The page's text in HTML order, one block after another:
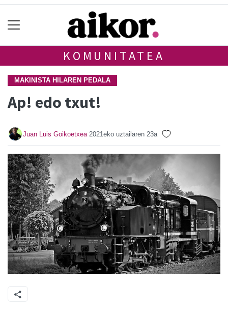
KOMUNITATEA
MAKINISTA HILAREN PEDALA
Ap! edo txut!
Juan Luis Goikoetxea 2021eko uztailaren 23a